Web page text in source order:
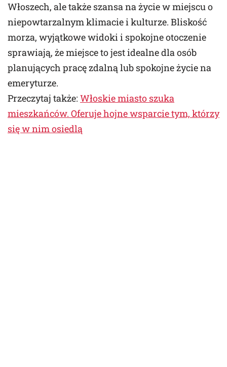
Włoszech, ale także szansa na życie w miejscu o
niepowtarzalnym klimacie i kulturze. Bliskość
morza, wyjątkowe widoki i spokojne otoczenie
sprawiają, że miejsce to jest idealne dla osób
planujących pracę zdalną lub spokojne życie na
emeryturze.
Przeczytaj także: Włoskie miasto szuka
mieszkańców. Oferuje hojne wsparcie tym, którzy
się w nim osiedlą